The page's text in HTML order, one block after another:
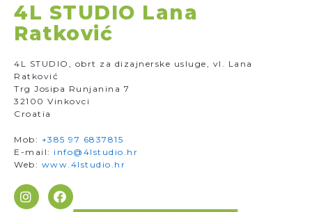
4L STUDIO Lana
Ratković
4L STUDIO, obrt za dizajnerske usluge, vl. Lana
Ratković
Trg Josipa Runjanina 7
32100 Vinkovci
Croatia
Mob: +385 97 6837815
E-mail: info@4lstudio.hr
Web: www.4lstudio.hr
I
n
F
a